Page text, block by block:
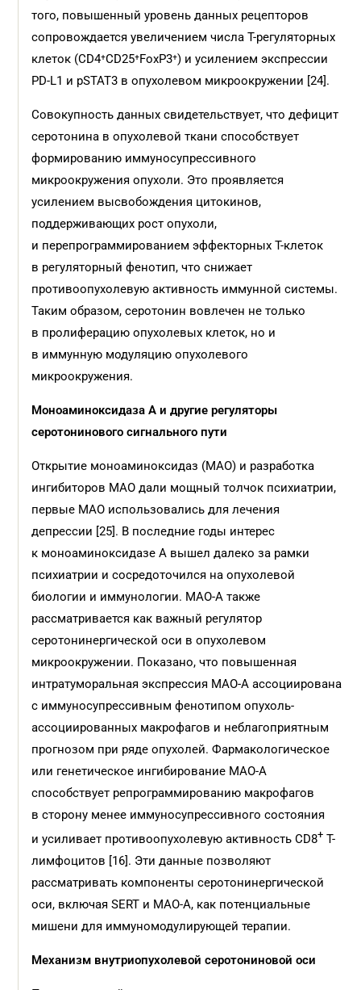
того, повышенный уровень данных рецепторов
сопровождается увеличением числа T-регуляторных
клеток (CD4⁺CD25⁺FoxP3⁺) и усилением экспрессии
PD-L1 и pSTAT3 в опухолевом микроокружении [24].
Совокупность данных свидетельствует, что дефицит
серотонина в опухолевой ткани способствует
формированию иммуносупрессивного
микроокружения опухоли. Это проявляется
усилением высвобождения цитокинов,
поддерживающих рост опухоли,
и перепрограммированием эффекторных Т-клеток
в регуляторный фенотип, что снижает
противоопухолевую активность иммунной системы.
Таким образом, серотонин вовлечен не только
в пролиферацию опухолевых клеток, но и
в иммунную модуляцию опухолевого
микроокружения.
Моноаминоксидаза A и другие регуляторы
серотонинового сигнального пути
Открытие моноаминоксидаз (MAO) и разработка
ингибиторов MAO дали мощный толчок психиатрии,
первые MAO использовались для лечения
депрессии [25]. В последние годы интерес
к моноаминоксидазе A вышел далеко за рамки
психиатрии и сосредоточился на опухолевой
биологии и иммунологии. MAO-A также
рассматривается как важный регулятор
серотонинергической оси в опухолевом
микроокружении. Показано, что повышенная
интратуморальная экспрессия MAO-A ассоциирована
с иммуносупрессивным фенотипом опухоль-
ассоциированных макрофагов и неблагоприятным
прогнозом при ряде опухолей. Фармакологическое
или генетическое ингибирование MAO-A
способствует репрограммированию макрофагов
в сторону менее иммуносупрессивного состояния
и усиливает противоопухолевую активность CD8+ Т-
лимфоцитов [16]. Эти данные позволяют
рассматривать компоненты серотонинергической
оси, включая SERT и MAO-A, как потенциальные
мишени для иммуномодулирующей терапии.
Механизм внутриопухолевой серотониновой оси